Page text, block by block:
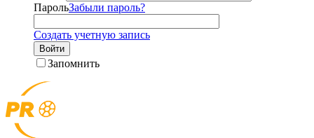
ПарольЗабыли пароль?
Создать учетную запись
Войти
Запомнить